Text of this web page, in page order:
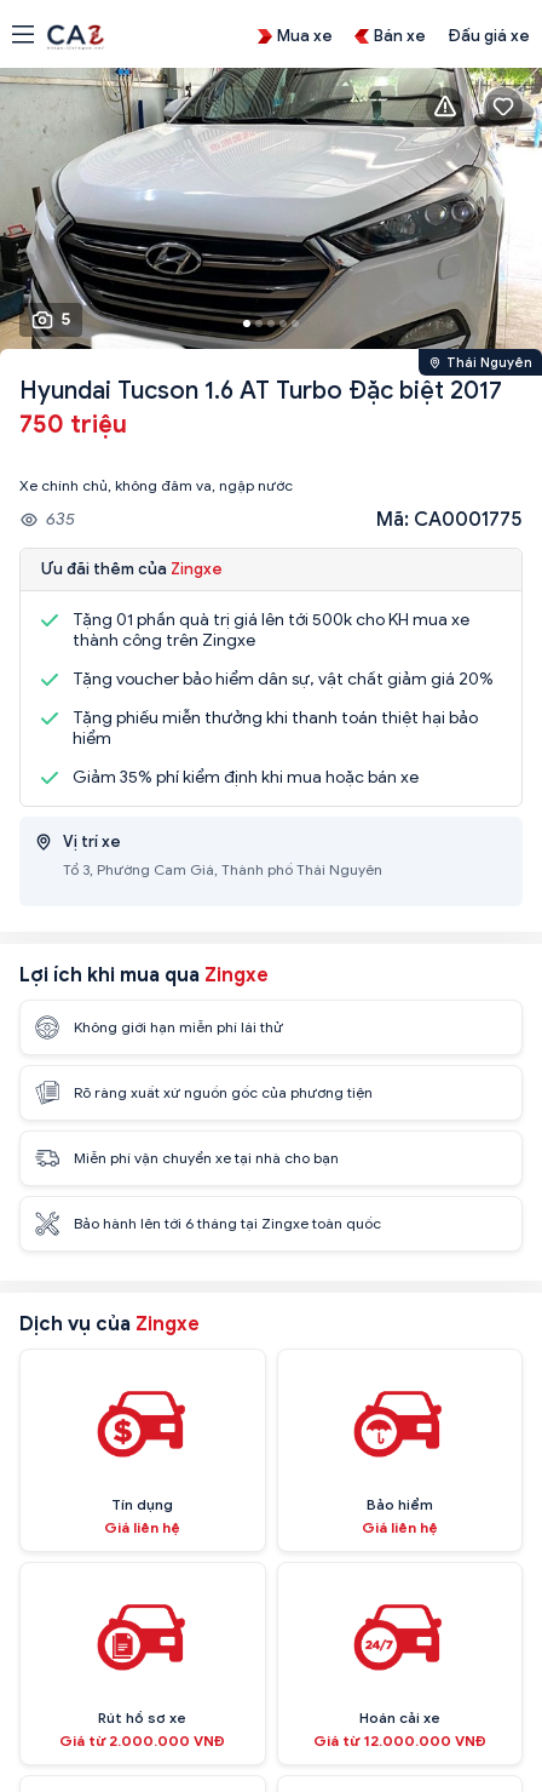
Mua xe Bán xe Đấu giá xe
5
Thái Nguyên
Hyundai Tucson 1.6 AT Turbo Đặc biệt 2017
750 triệu
Xe chính chủ, không đâm va, ngập nước
635 Mã: CA0001775
Ưu đãi thêm của Zingxe
Tặng 01 phần quà trị giá lên tới 500k cho KH mua xe
thành công trên Zingxe
Tặng voucher bảo hiểm dân sự, vật chất giảm giá 20%
Tặng phiếu miễn thưởng khi thanh toán thiệt hại bảo
hiểm
Giảm 35% phí kiểm định khi mua hoặc bán xe
Vị trí xe
Tổ 3, Phường Cam Giá, Thành phố Thái Nguyên
Lợi ích khi mua qua Zingxe
Không giới hạn miễn phí lái thử
Rõ ràng xuất xứ nguồn gốc của phương tiện
Miễn phí vận chuyển xe tại nhà cho bạn
Bảo hành lên tới 6 tháng tại Zingxe toàn quốc
Dịch vụ của Zingxe
Tín dụng
Giá liên hệ
Bảo hiểm
Giá liên hệ
Rút hồ sơ xe
Giá từ 2.000.000 VNĐ
Hoán cải xe
Giá từ 12.000.000 VNĐ